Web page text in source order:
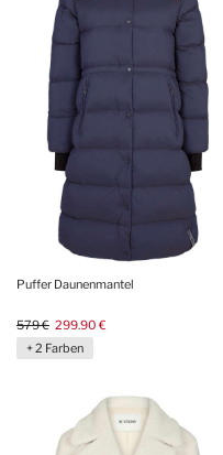
Puffer Daunenmantel
579 € 299.90 €
+ 2 Farben